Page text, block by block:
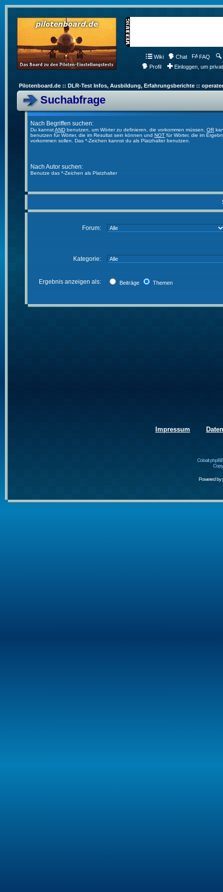
Wiki Chat FAQ
Profil
Einloggen, um
Pilotenboard.de :: DLR-Test Infos, Ausbildung, Erfahrungsberichte ::
Suchabfrage
Nach Begriffen suchen:
Du kannstAND benutzen, um Wörter zu definieren, die vorkommen müssen, OR
benutzen für Wörter, die im Resultat sein können und NOT für Wörter, die im
vorkommen sollen. Das *-Zeichen kannst du als Platzhalter benutzen.
Nach Autor suchen:
Benutze das *-Zeichen als Platzhalter
Forum:
Kategorie:
Ergebnis anzeigen als: Beiträge Themen
Impressum
Cobalt
Powered by